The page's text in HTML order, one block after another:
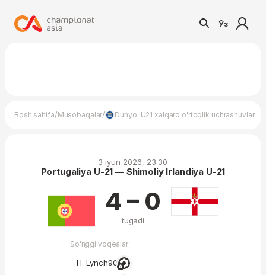
Ўз
Bosh sahifa/Musobaqalar/ Dunyo. U21 xalqaro o'rtoqlik uchrashuvlari
3 iyun 2026, 23:30
Portugaliya U-21 — Shimoliy Irlandiya U-21
So'nggi voqealar
H. Lynch90′
4 – 0
tugadi